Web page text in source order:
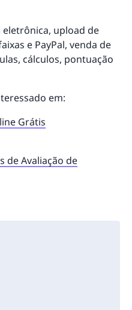
eletrônica, upload de
e PayPal, venda de
cálculos, pontuação
em:
Grátis
de Avaliação de